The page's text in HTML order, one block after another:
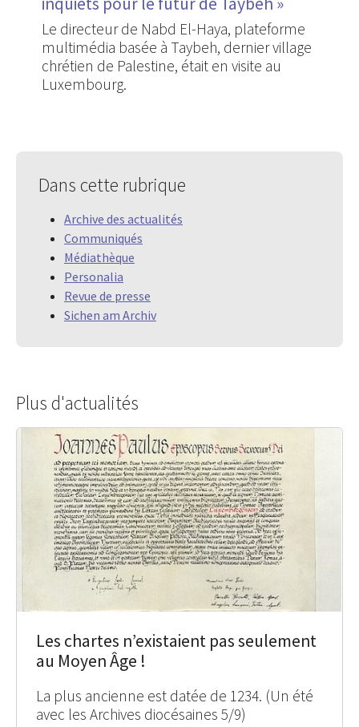
Le directeur de Nabd El-Haya, plateforme
multimédia basée à Taybeh, dernier village
chrétien de Palestine, était en visite au
Luxembourg.
Dans cette rubrique
Archive des actualités
Communiqués
Médiathèque
Personalia
Revue de presse
Sichen am Archiv
Plus d'actualités
Les chartes n’existaient pas seulement
au Moyen Âge !
La plus ancienne est datée de 1234. (Un été
avec les Archives diocésaines 5/9)